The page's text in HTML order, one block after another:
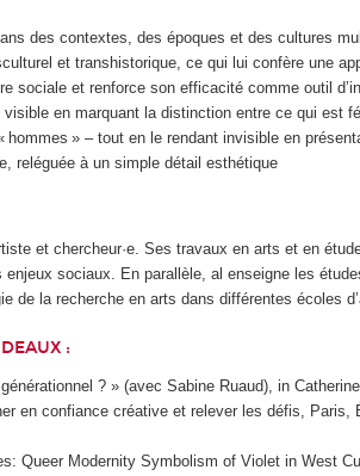
des contextes, des époques et des cultures
et transhistorique, ce qui lui confère une
sociale et renforce son efficacité comme outil
en marquant la distinction entre ce qui est
» – tout en le rendant invisible en
reléguée à un simple détail esthétique
et chercheur·e. Ses travaux en arts et en
enjeux sociaux. En parallèle, al enseigne les
de la recherche en arts dans différentes écoles
:
? » (avec Sabine Ruaud), in
en confiance créative et relever les défis, Paris,
Queer Modernity Symbolism of Violet in West